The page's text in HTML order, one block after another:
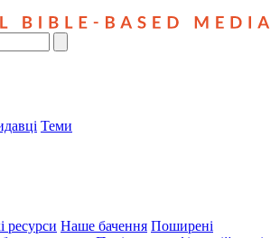
Теми
ресурси Наше бачення Поширені